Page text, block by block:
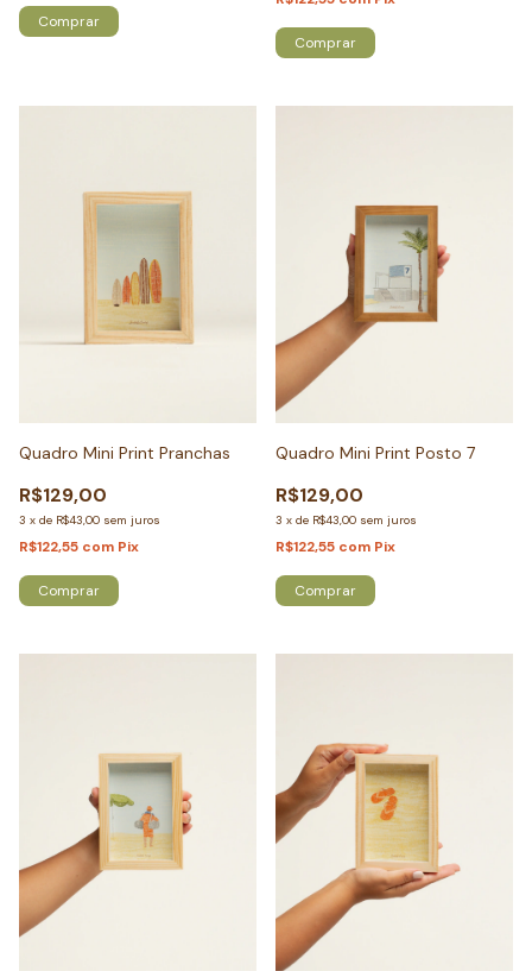
Comprar
Comprar
Quadro Mini Print Pranchas
R$129,00
3 x de R$43,00 sem juros
R$122,55 com Pix
Comprar
Quadro Mini Print Posto 7
R$129,00
3 x de R$43,00 sem juros
R$122,55 com Pix
Comprar